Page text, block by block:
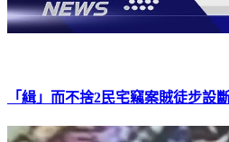
「緝」而不捨2民宅竊案賊徒步